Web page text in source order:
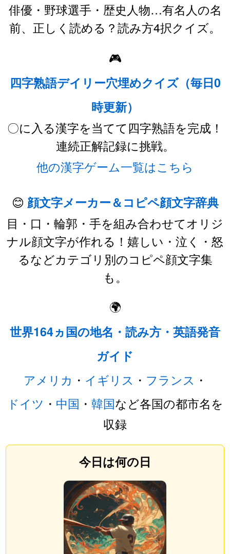
俳優・野球選手・歴史人物…有名人の名
前、正しく読める？読み方4択クイズ。
🎮
四字熟語デイリー穴埋めクイズ（毎日0
時更新）
〇に入る漢字を当てて四字熟語を完成！
連続正解記録に挑戦。
他の漢字ゲーム一覧はこちら
😊 顔文字メーカー＆コピペ顔文字辞典
目・口・輪郭・手を組み合わせてオリジ
ナル顔文字が作れる！嬉しい・泣く・怒
るなどカテゴリ別のコピペ顔文字集
も。
🌍
世界164ヵ国の地名・読み方・英語発音
ガイド
アメリカ ・ イギリス ・ フランス ・
ドイツ ・ 中国 ・ 韓国など各国の都市名を
収録
今日は何の日